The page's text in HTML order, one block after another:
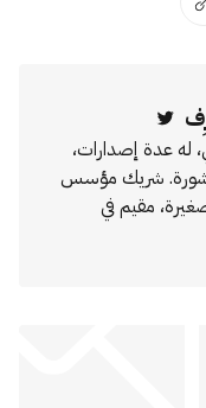
انسخ الرابط
عدة إصدارات،
شريك مؤسس
مقيم في